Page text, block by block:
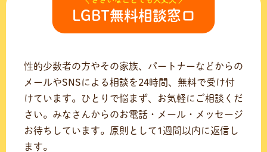
LGBT無料相談窓口
性的少数者の方やその家族、パートナーなどからの
メールやSNSによる相談を24時間、無料で受け付
けています。ひとりで悩まず、お気軽にご相談くだ
さい。みなさんからのお電話・メール・メッセージ
お待ちしています。原則として1週間以内に返信し
ます。